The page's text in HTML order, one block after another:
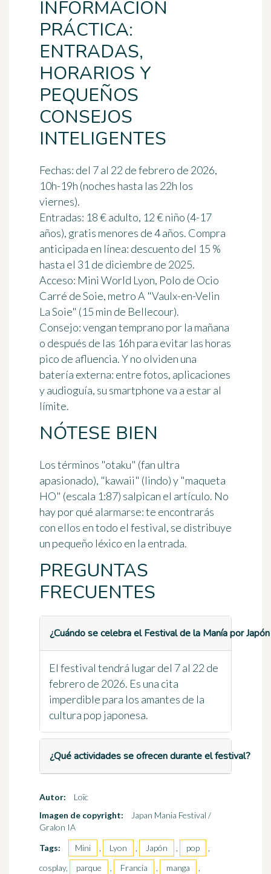
INFORMACIÓN
PRÁCTICA:
ENTRADAS,
HORARIOS Y
PEQUEÑOS
CONSEJOS
INTELIGENTES
Fechas: del 7 al 22 de febrero de 2026,
10h-19h (noches hasta las 22h los
viernes).
Entradas: 18 € adulto, 12 € niño (4-17
años), gratis menores de 4 años. Compra
anticipada en línea: descuento del 15 %
hasta el 31 de diciembre de 2025.
Acceso: Mini World Lyon, Polo de Ocio
Carré de Soie, metro A "Vaulx-en-Velin
La Soie" (15 min de Bellecour).
Consejo: vengan temprano por la mañana
o después de las 16h para evitar las horas
pico de afluencia. Y no olviden una
batería externa: entre fotos, aplicaciones
y audioguía, su smartphone va a estar al
límite.
NÓTESE BIEN
Los términos "otaku" (fan ultra
apasionado), "kawaii" (lindo) y "maqueta
HO" (escala 1:87) salpican el artículo. No
hay por qué alarmarse: te encontrarás
con ellos en todo el festival, se distribuye
un pequeño léxico en la entrada.
PREGUNTAS
FRECUENTES
¿Cuándo se celebra el Festival de la Manía por
El festival tendrá lugar del 7 al 22 de
febrero de 2026. Es una cita
imperdible para los amantes de la
cultura pop japonesa.
¿Qué actividades se ofrecen durante el festival?
Autor:
Loïc
Imagen de copyright:
Japan Mania Festival /
Gralon IA
Tags:
Mini , Lyon , Japón , pop
,
cosplay,
parque , Francia , manga
,